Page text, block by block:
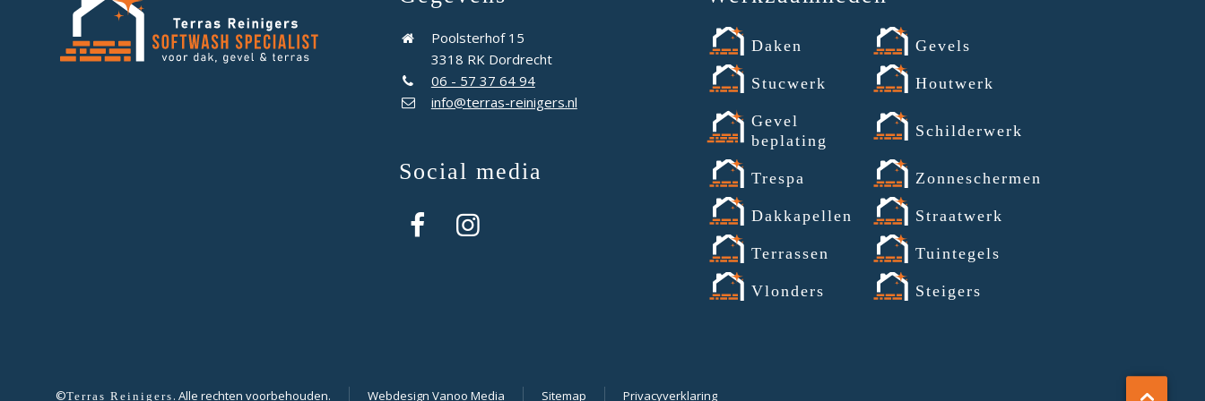
Poolsterhof 15
3318 RK Dordrecht
06 - 57 37 64 94
info@terras-reinigers.nl
Social media
Daken Gevels
Stucwerk Houtwerk
Gevel
beplating
Schilderwerk
Trespa Zonneschermen
Dakkapellen Straatwerk
Terrassen Tuintegels
Vlonders Steigers
©Terras Reinigers . Alle rechten voorbehouden. Webdesign Vanoo Media Sitemap Privacyverklaring